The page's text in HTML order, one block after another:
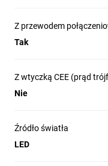
18V 7
Z przewodem
Tak
Z wtyczką CEE (prąd
Nie
Źródło światła
LED